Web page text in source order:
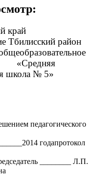
край
Тбилисский район
школа № 5»
Л.П.